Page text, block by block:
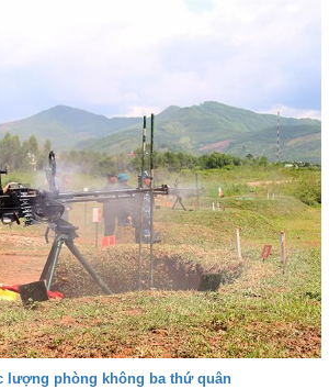
lượng phòng không ba thứ quân